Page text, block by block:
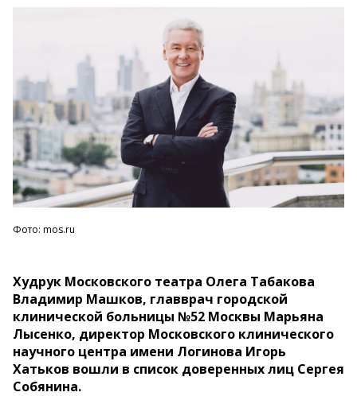
Фото: mos.ru
Худрук Московского театра Олега Табакова
Владимир Машков, главврач городской
клинической больницы №52 Москвы Марьяна
Лысенко, директор Московского клинического
научного центра имени Логинова Игорь
Хатьков вошли в список доверенных лиц Сергея
Собянина.